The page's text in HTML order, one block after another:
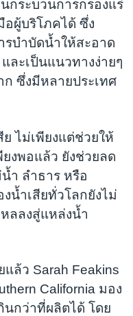
กระบวนการกรองแร่
อผู้บริโภคได้ ซึ่ง
รบำบัดน้ำให้สะอาด
ละเป็นแนวทางง่ายๆ
ซึ่งมีหลายประเทศ
ไม่เพียงแต่ช่วยให้
งพอแล้ว ยังช่วยลด
ำ ลำธาร หรือ
น้ำเสียทั่วโลกยังไม่
ลลงสู่แหล่งน้ำ
ล้ว Sarah Feakins
California มอง
นกว่าที่ผลิตได้ โดย